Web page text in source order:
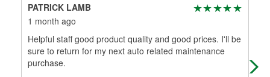
PATRICK LAMB
1 month ago
Helpful staff good product quality and good prices. I'll be
sure to return for my next auto related maintenance
purchase.